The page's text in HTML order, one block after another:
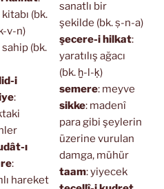
(bk.
v-n)
sahip (bk.
i
:
ı
:
hareket
sanatlı bir
şekilde (bk. ṣ-n-a)
şecere-i hilkat:
yaratılış ağacı
(bk. ḫ-l-ḳ)
semere: meyve
sikke: madenî
para gibi şeylerin
üzerine vurulan
damga, mühür
taam: yiyecek